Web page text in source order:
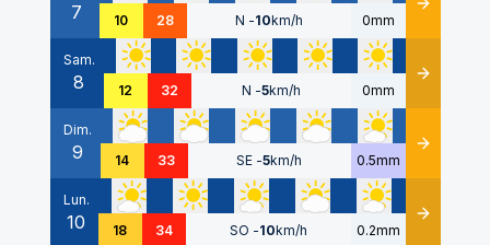
7 10 28 N -10km/h 0mm Détails
Sam.
8 12 32 N -5km/h 0mm Détails
Dim.
9 14 33 SE -5km/h 0.5mm Détails
Lun.
10 18 34 SO -10km/h 0.2mm Détails